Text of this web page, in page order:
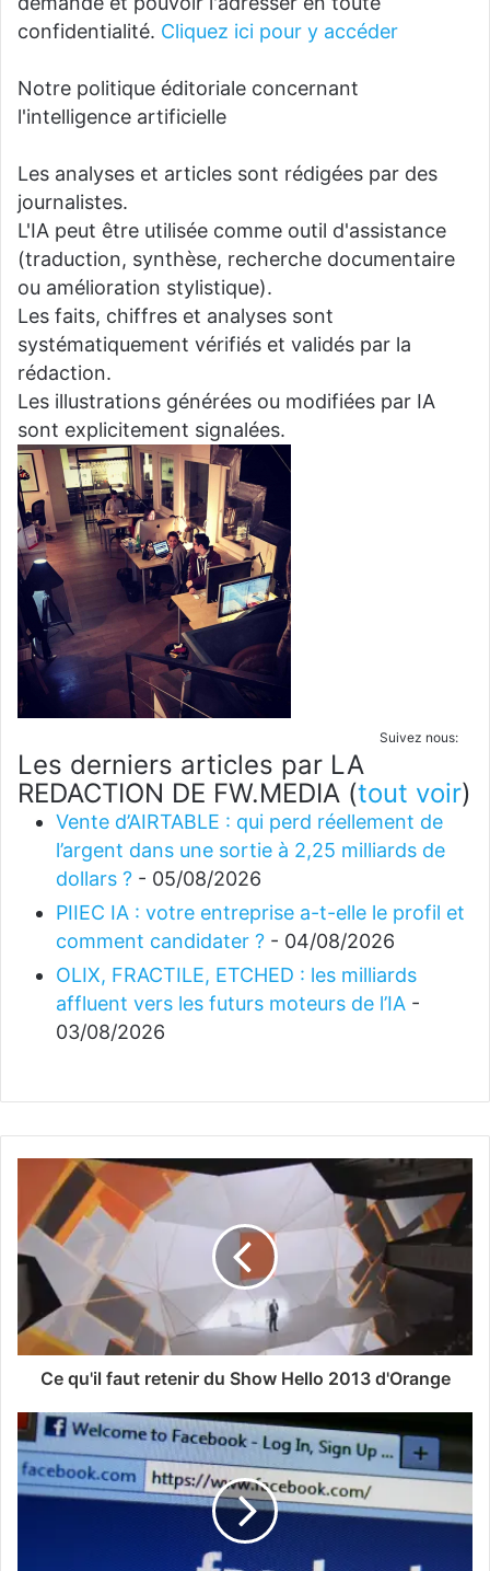
confidentialité. Cliquez ici pour y accéder
Notre politique éditoriale concernant
l'intelligence artificielle
Les analyses et articles sont rédigées par des
journalistes.
L'IA peut être utilisée comme outil d'assistance
(traduction, synthèse, recherche documentaire
ou amélioration stylistique).
Les faits, chiffres et analyses sont
systématiquement vérifiés et validés par la
rédaction.
Les illustrations générées ou modifiées par IA
sont explicitement signalées.
Suivez nous:
Les derniers articles par LA
REDACTION DE FW.MEDIA (tout voir)
Vente d’AIRTABLE : qui perd réellement de
l’argent dans une sortie à 2,25 milliards de
dollars ? - 05/08/2026
PIIEC IA : votre entreprise a-t-elle le profil et
comment candidater ? - 04/08/2026
OLIX, FRACTILE, ETCHED : les milliards
affluent vers les futurs moteurs de l’IA -
03/08/2026
Ce qu'il faut retenir du Show Hello 2013 d'Orange